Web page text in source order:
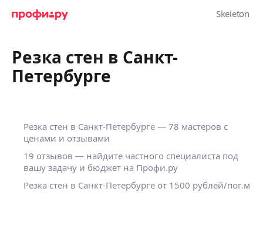
Резка стен в Санкт-
Петербурге
Резка стен в Санкт-Петербурге — 78 мастеров с
ценами и отзывами
19 отзывов — найдите частного специалиста под
вашу задачу и бюджет на Профи.ру
Резка стен в Санкт-Петербурге от 1500 рублей/пог.м